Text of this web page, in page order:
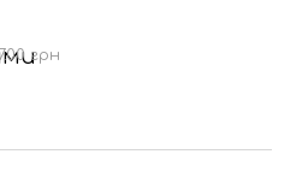
грн